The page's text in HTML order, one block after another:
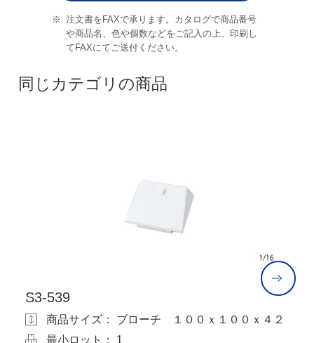
注文書をFAXで承ります。カタログで商品番号
や商品名、色や個数などをご記入の上、印刷し
てFAXにてご送付ください。
同じカテゴリの商品
S3-539
商品サイズ： ブローチ １００ｘ１００ｘ４２
最小ロット： 1